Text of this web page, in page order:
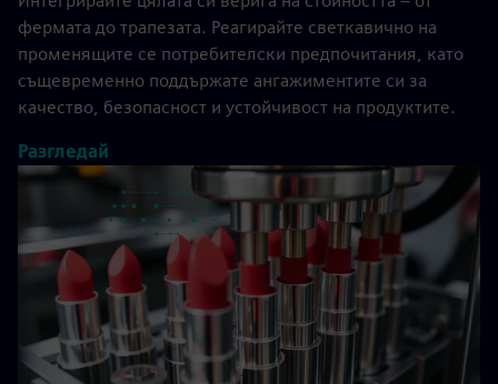
фермата до трапезата. Реагирайте светкавично на
променящите се потребителски предпочитания, като
същевременно поддържате ангажиментите си за
качество, безопасност и устойчивост на продуктите.
Разгледай